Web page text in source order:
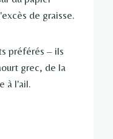
de graisse.
préférés – ils
grec, de la
à l'ail.